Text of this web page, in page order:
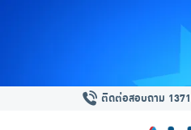
ติดต่อสอบถาม 1371